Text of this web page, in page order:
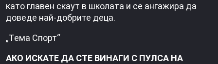
като главен скаут в школата и се ангажира да
доведе най-добрите деца.
„Тема Спорт“
АКО ИСКАТЕ ДА СТЕ ВИНАГИ С ПУЛСА НА